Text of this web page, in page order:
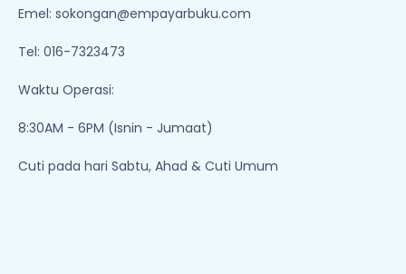
Emel: sokongan@empayarbuku.com
Tel: 016-7323473
Waktu Operasi:
8:30AM - 6PM (Isnin - Jumaat)
Cuti pada hari Sabtu, Ahad & Cuti Umum